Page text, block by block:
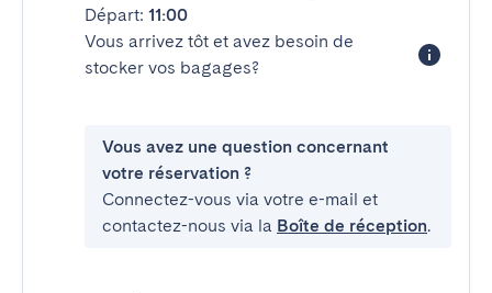
Départ: 11:00
Vous arrivez tôt et avez besoin de
stocker vos bagages?
Vous avez une question concernant
votre réservation ?
Connectez-vous via votre e-mail et
contactez-nous via la Boîte de réception.